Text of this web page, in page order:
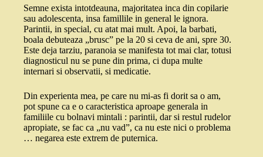
Semne exista intotdeauna, majoritatea inca din copilarie
sau adolescenta, insa famillile in general le ignora.
Parintii, in special, cu atat mai mult. Apoi, la barbati,
boala debuteaza „brusc” pe la 20 si ceva de ani, spre 30.
Este deja tarziu, paranoia se manifesta tot mai clar, totusi
diagnosticul nu se pune din prima, ci dupa multe
internari si observatii, si medicatie.
Din experienta mea, pe care nu mi-as fi dorit sa o am,
pot spune ca e o caracteristica aproape generala in
familiile cu bolnavi mintali : parintii, dar si restul rudelor
apropiate, se fac ca „nu vad”, ca nu este nici o problema
… negarea este extrem de puternica.